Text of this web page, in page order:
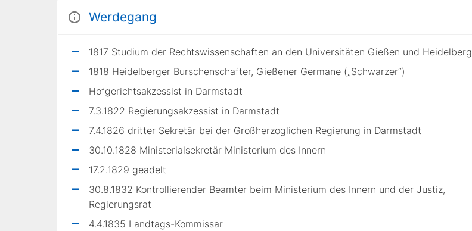
Werdegang
1817 Studium der Rechtswissenschaften an den Universitäten Gießen und Heidelberg
1818 Heidelberger Burschenschafter, Gießener Germane („Schwarzer“)
Hofgerichtsakzessist in Darmstadt
7.3.1822 Regierungsakzessist in Darmstadt
7.4.1826 dritter Sekretär bei der Großherzoglichen Regierung in Darmstadt
30.10.1828 Ministerialsekretär Ministerium des Innern
17.2.1829 geadelt
30.8.1832 Kontrollierender Beamter beim Ministerium des Innern und der Justiz,
Regierungsrat
4.4.1835 Landtags-Kommissar